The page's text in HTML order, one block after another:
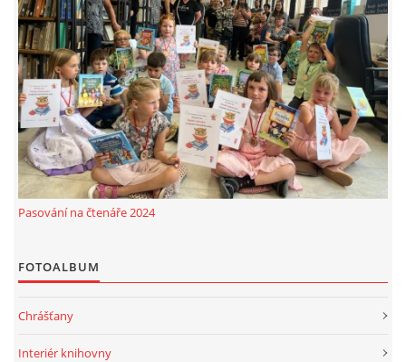
FOTOALBUM
PODĚKOVÁNÍ
NAPSALI O NÁS....
SLUŽBY
HRY, KVÍZY, VZDĚLÁVÁNÍ ON-LINE
Pasování na čtenáře 2024
FOTOALBUM
Chrášťany
Interiér knihovny